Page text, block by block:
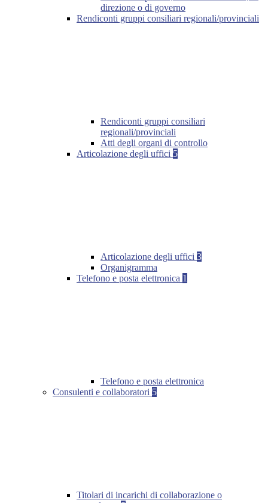
direzione o di governo
Rendiconti gruppi consiliari regionali/provinciali
Rendiconti gruppi consiliari
regionali/provinciali
Atti degli organi di controllo
Articolazione degli uffici 5
Articolazione degli uffici 3
Organigramma
Telefono e posta elettronica 1
Telefono e posta elettronica
Consulenti e collaboratori 5
Titolari di incarichi di collaborazione o